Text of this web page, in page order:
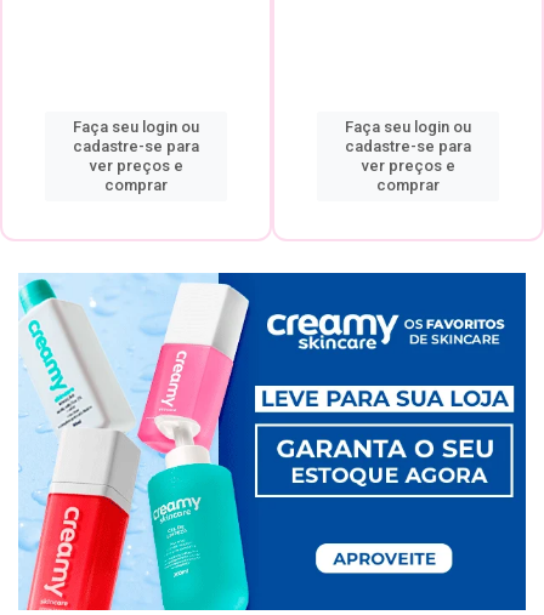
Faça seu login ou
cadastre-se para
ver preços e
comprar
Faça seu login ou
cadastre-se para
ver preços e
comprar